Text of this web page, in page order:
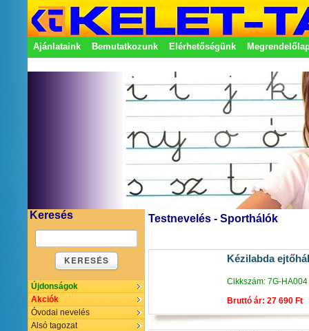
Ajánlataink Bemutatkozunk Elérhetőségünk
Keresés
KERESÉS
Újdonságok
Akciók
Óvodai nevelés
Alsó tagozat
Testnevelés - Sporthálók
Kézilabda
Cikkszám: 7G-HA004
Bruttó ár: 27 690 Ft